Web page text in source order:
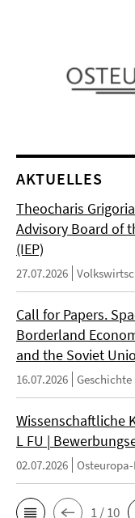
AKTUELLES
Theocharis
Advisory Board of
(IEP)
27.07.2026
Call for Papers.
Borderland
and the Soviet
16.07.2026 Geschichte
Wissenschaftliche
L FU |
02.07.2026
1 / 10